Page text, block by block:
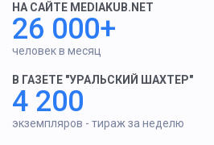
НА САЙТЕ MEDIAKUB.NET
26 000+
человек в месяц
В ГАЗЕТЕ "УРАЛЬСКИЙ ШАХТЕР"
4 200
экземпляров - тираж за неделю